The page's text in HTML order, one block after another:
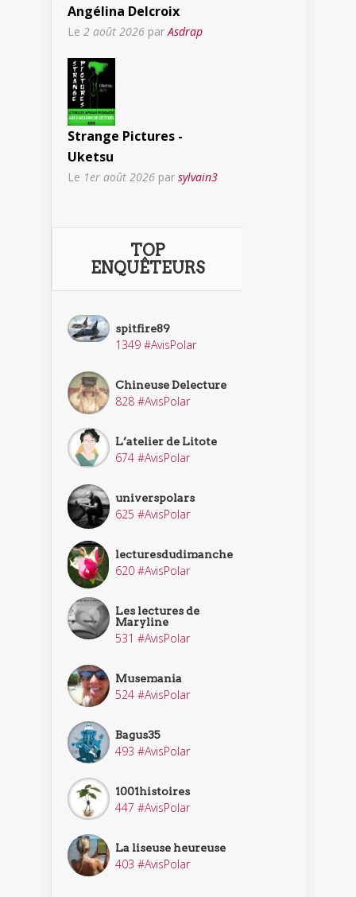
Angélina Delcroix
Le 2 août 2026 par Asdrap
Strange Pictures -
Uketsu
Le 1er août 2026 par sylvain3
TOP
ENQUÊTEURS
spitfire89
1349 #AvisPolar
Chineuse Delecture
828 #AvisPolar
L’atelier de Litote
674 #AvisPolar
universpolars
625 #AvisPolar
lecturesdudimanche
620 #AvisPolar
Les lectures de
Maryline
531 #AvisPolar
Musemania
524 #AvisPolar
Bagus35
493 #AvisPolar
1001histoires
447 #AvisPolar
La liseuse heureuse
403 #AvisPolar